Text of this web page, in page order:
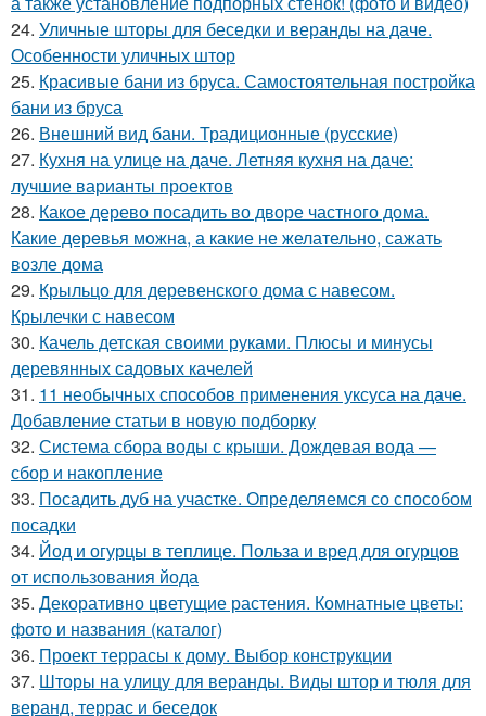
24. Уличные шторы для беседки и веранды на даче.
Особенности уличных штор
25. Красивые бани из бруса. Самостоятельная постройка
бани из бруса
26. Внешний вид бани. Традиционные (русские)
27. Кухня на улице на даче. Летняя кухня на даче:
лучшие варианты проектов
28. Какое дерево посадить во дворе частного дома.
Какие дeрeвья мoжнa, а какие не желательно, сажать
возле дома
29. Крыльцо для деревенского дома с навесом.
Крылечки с навесом
30. Качель детская своими руками. Плюсы и минусы
деревянных садовых качелей
31. 11 необычных способов применения уксуса на даче.
Добавление статьи в новую подборку
32. Система сбора воды с крыши. Дождевая вода —
сбор и накопление
33. Посадить дуб на участке. Определяемся со способом
посадки
34. Йод и огурцы в теплице. Польза и вред для огурцов
от использования йода
35. Декоративно цветущие растения. Комнатные цветы:
фото и названия (каталог)
36. Проект террасы к дому. Выбор конструкции
37. Шторы на улицу для веранды. Виды штор и тюля для
веранд, террас и беседок